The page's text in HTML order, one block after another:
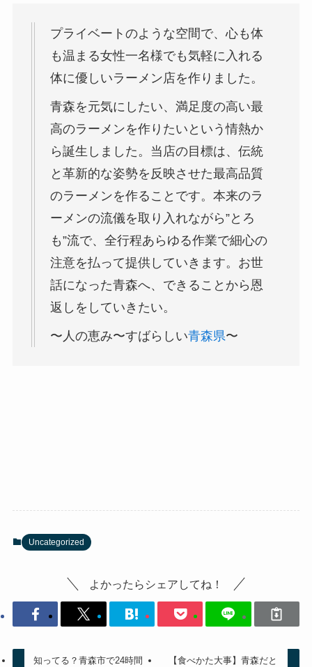
プライベートのような空間で、心も体
も温まる女性一名様でも気軽に入れる
体に優しいラーメン店を作りました。
青森を元気にしたい、満足度の高い最
高のラーメンを作りたいという情熱か
ら誕生しました。当店の目標は、伝統
と革新的な姿勢を反映させた最高品質
のラーメンを作ることです。本来のラ
ーメンの流儀を取り入れながら”とろ
も”流で、全行程あらゆる作業で細心の
注意を払って提供していきます。お世
話になった青森へ、できることから恩
返しをしていきたい。
〜人の恵み〜すばらしい青森県〜
Uncategorized
よかったらシェアしてね！
知ってる？青森市で24時間
【食べかた大事】青森だと